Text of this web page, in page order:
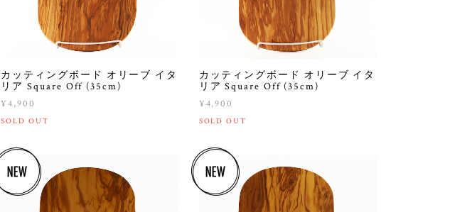
カッティングボード オリーブ イタ
リア Square Off (35cm)
¥4,900
SOLD OUT
カッティングボード オリーブ イタ
リア Square Off (35cm)
¥4,900
SOLD OUT